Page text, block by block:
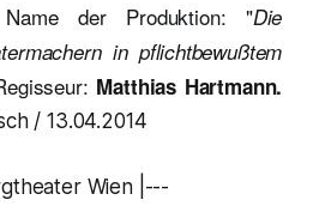
Name der Produktion: "Die
in pflichtbewußtem
Matthias Hartmann.
/ 13.04.2014
Wien |---